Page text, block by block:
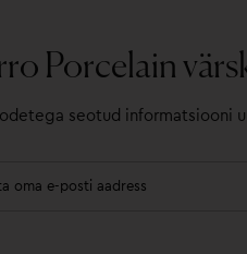
Porcelain
seotud informatsiooni